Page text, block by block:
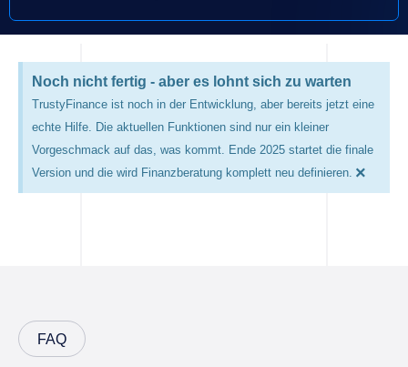
Noch nicht fertig - aber es lohnt sich zu warten
TrustyFinance ist noch in der Entwicklung, aber bereits jetzt eine
echte Hilfe. Die aktuellen Funktionen sind nur ein kleiner
Vorgeschmack auf das, was kommt. Ende 2025 startet die finale
Version und die wird Finanzberatung komplett neu definieren. ×
FAQ